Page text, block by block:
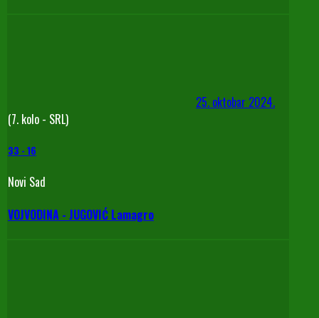
25. oktobar 2024.
(7. kolo - SRL)
33 - 16
Novi Sad
VOJVODINA - JUGOVIĆ Lamagro